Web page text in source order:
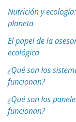
Nutrición y
planeta
El papel de la
ecológica
¿Qué son los
funcionan?
¿Qué son los
funcionan?